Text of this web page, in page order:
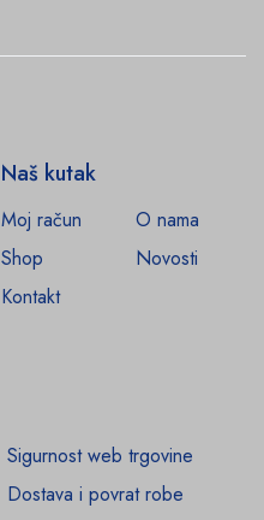
Naš kutak
Moj račun
O nama
Shop
Novosti
Kontakt
Sigurnost web trgovine
Dostava i povrat robe